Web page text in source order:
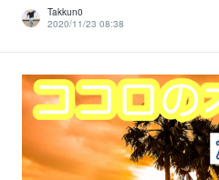
Takkun0
2020/11/23 08:38